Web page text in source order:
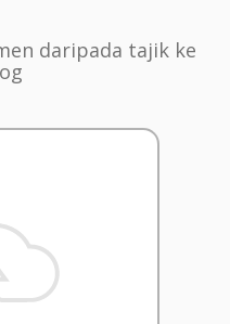
daripada tajik ke